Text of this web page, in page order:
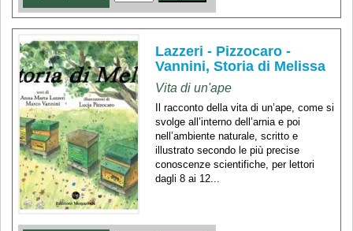
Lazzeri - Pizzocaro -
Vannini, Storia di Melissa
Vita di un'ape
Il racconto della vita di un’ape, come si
svolge all’interno dell’arnia e poi
nell’ambiente naturale, scritto e
illustrato secondo le più precise
conoscenze scientifiche, per lettori
dagli 8 ai 12...